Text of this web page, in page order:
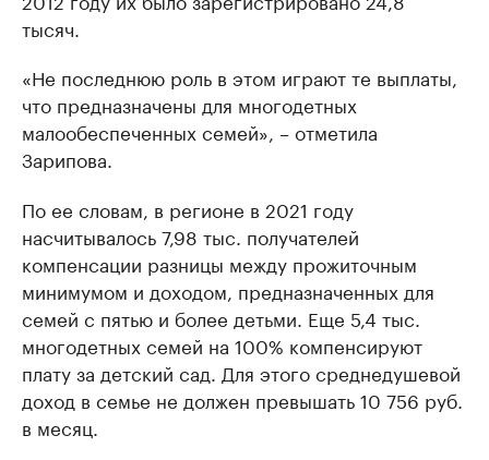
тысяч.
«Не последнюю роль в этом играют те выплаты,
что предназначены для многодетных
малообеспеченных семей», – отметила
Зарипова.
По ее словам, в регионе в 2021 году
насчитывалось 7,98 тыс. получателей
компенсации разницы между прожиточным
минимумом и доходом, предназначенных для
семей с пятью и более детьми. Еще 5,4 тыс.
многодетных семей на 100% компенсируют
плату за детский сад. Для этого среднедушевой
доход в семье не должен превышать 10 756 руб.
в месяц.